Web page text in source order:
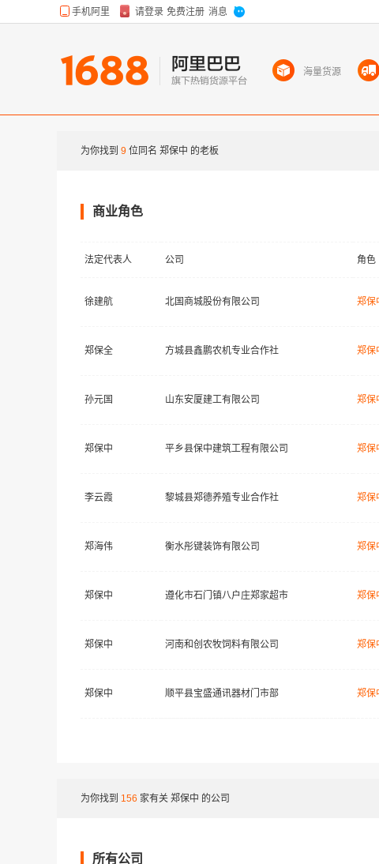
海量货源
为你找到 9 位同名 郑保中 的老板
商业角色
法定代表人 公司 角色
徐建航 北国商城股份有限公司 郑保
郑保全 方城县鑫鹏农机专业合作社 郑保
孙元国 山东安厦建工有限公司 郑保
郑保中 平乡县保中建筑工程有限公司 郑保
李云霞 黎城县郑德养殖专业合作社 郑保
郑海伟 衡水彤键装饰有限公司 郑保
郑保中 遵化市石门镇八户庄郑家超市 郑保
郑保中 河南和创农牧饲料有限公司 郑保
郑保中 顺平县宝盛通讯器材门市部 郑保
为你找到 156 家有关 郑保中 的公司
所有公司